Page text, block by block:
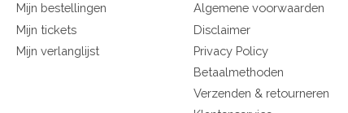
Mijn bestellingen
Mijn tickets
Mijn verlanglijst
Algemene voorwaarden
Disclaimer
Privacy Policy
Betaalmethoden
Verzenden & retourneren